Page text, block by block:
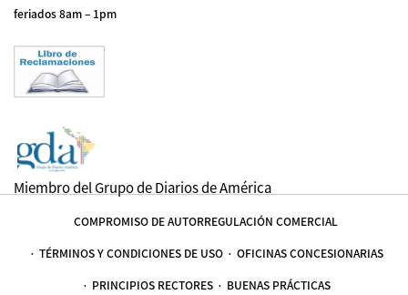
feriados 8am – 1pm
Miembro del Grupo de Diarios de América
COMPROMISO DE AUTORREGULACIÓN COMERCIAL
TÉRMINOS Y CONDICIONES DE USO OFICINAS CONCESIONARIAS
PRINCIPIOS RECTORES BUENAS PRÁCTICAS